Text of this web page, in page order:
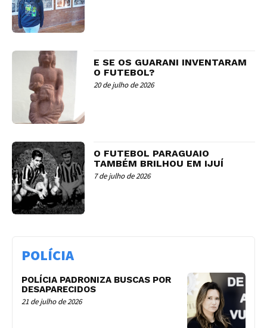
E SE OS GUARANI INVENTARAM
O FUTEBOL?
20 de julho de 2026
O FUTEBOL PARAGUAIO
TAMBÉM BRILHOU EM IJUÍ
7 de julho de 2026
POLÍCIA
POLÍCIA PADRONIZA BUSCAS POR
DESAPARECIDOS
21 de julho de 2026